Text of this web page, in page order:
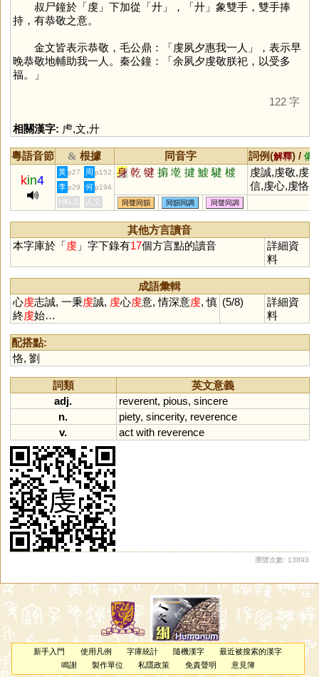
叔尸鐘於「虔」下加從「廾」，「廾」象雙手，雙手捧
持，有恭敬之意。
金文皆表示恭敬，毛公鼎：「虔夙夕惠我一人」，表示早
晚恭敬地輔助我一人。秦公鐘：「余夙夕虔敬朕祀，以受多
福。」
122 字
相關漢字: 虍,文,廾
粵語音節 & 根據 同音字 詞例(解釋) / 備
kin4
黃 p27 周 p152 身 乾 犍 掮 墘 揵 鰬 騝 榩
虔誠,虔敬,虔
信,虔心,虔恪,
虔婆,虔虔,心虔
志誠
李 p29 何 p194
HKLS 人文 同聲同韻 同韻同調 同聲同調
其他方言讀音
本字庫於「虔」字下錄有17個方言點的讀音
詳細資
料
成語彙輯
心虔志誠, 一秉虔誠, 虔心虔意, 情深意虔, 慎
終虔始…
(5/8)
詳細資
料
配搭點:
恪, 劉
詞類
英文意義
adj.
reverent, pious, sincere
n.
piety, sincerity, reverence
v.
act with reverence
瀏覽次數: 13893
新手入門 使用凡例 字庫統計 隨機漢字
最近被搜索的漢字
鳴謝
製作單位 私隱政策 免責聲明 意見簿